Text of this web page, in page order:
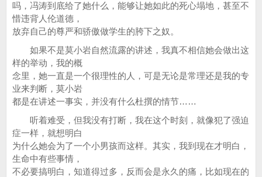
吗，冯涛到底给了她什么，能够让她如此的死心塌地，甚至不
惜违背人伦道德，
放弃自己的尊严和骄傲做学生的胯下之奴。
如果不是莫小岩自然流露的讲述，我真不相信她会做出这
样的举动，我的概
念里，她一直是一个很理性的人，可是无论是常理还是我的专
业来判断，莫小岩
都是在讲述一事实，并没有什么杜撰的情节……
听着难受，但我没有打断，我在这个时刻，就像犯了强迫
症一样，就想明白
为什么她会为了一个小男孩而这样。其实，我到现在才明白，
生命中有些事情，
不必要搞明白，知道得过多，反而会是永久的痛，比如现在的